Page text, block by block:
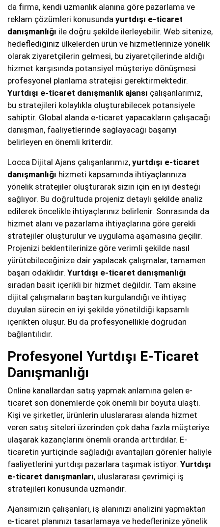
da firma, kendi uzmanlık alanına göre pazarlama ve
reklam çözümleri konusunda yurtdışı e-ticaret
danışmanlığı ile doğru şekilde ilerleyebilir. Web sitenize,
hedeflediğiniz ülkelerden ürün ve hizmetlerinize yönelik
olarak ziyaretçilerin gelmesi, bu ziyaretçilerinde aldığı
hizmet karşısında potansiyel müşteriye dönüşmesi
profesyonel planlama stratejisi gerektirmektedir.
Yurtdışı e-ticaret danışmanlık ajansı çalışanlarımız,
bu stratejileri kolaylıkla oluşturabilecek potansiyele
sahiptir. Global alanda e-ticaret yapacakların çalışacağı
danışman, faaliyetlerinde sağlayacağı başarıyı
belirleyen en önemli kriterdir.
Locca Dijital Ajans çalışanlarımız, yurtdışı e-ticaret
danışmanlığı hizmeti kapsamında ihtiyaçlarınıza
yönelik stratejiler oluşturarak sizin için en iyi desteği
sağlıyor. Bu doğrultuda projeniz detaylı şekilde analiz
edilerek öncelikle ihtiyaçlarınız belirlenir. Sonrasında da
hizmet alanı ve pazarlama ihtiyaçlarına göre gerekli
stratejiler oluşturulur ve uygulama aşamasına geçilir.
Projenizi beklentilerinize göre verimli şekilde nasıl
yürütebileceğinize dair yapılacak çalışmalar, tamamen
başarı odaklıdır. Yurtdışı e-ticaret danışmanlığı
sıradan basit içerikli bir hizmet değildir. Tam aksine
dijital çalışmaların baştan kurgulandığı ve ihtiyaç
duyulan sürecin en iyi şekilde yönetildiği kapsamlı
içerikten oluşur. Bu da profesyonellikle doğrudan
bağlantılıdır.
Profesyonel Yurtdışı E-Ticaret
Danışmanlığı
Online kanallardan satış yapmak anlamına gelen e-
ticaret son dönemlerde çok önemli bir boyuta ulaştı.
Kişi ve şirketler, ürünlerin uluslararası alanda hizmet
veren satış siteleri üzerinden çok daha fazla müşteriye
ulaşarak kazançlarını önemli oranda arttırdılar. E-
ticaretin yurtiçinde sağladığı avantajları görenler haliyle
faaliyetlerini yurtdışı pazarlara taşımak istiyor. Yurtdışı
e-ticaret danışmanları, uluslararası çevrimiçi iş
stratejileri konusunda uzmandır.
Ajansımızın çalışanları, iş alanınızı analizini yapmaktan
e-ticaret planınızı tasarlamaya ve hedeflerinize yönelik